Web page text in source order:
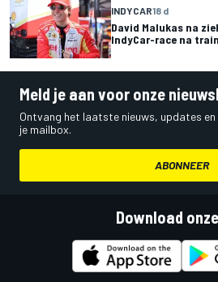
INDYCAR18 d
David Malukas na
IndyCar-race na
Meld je aan voor onze
Ontvang het laatste nieuws, updates
je mailbox.
ABONNEER
Download